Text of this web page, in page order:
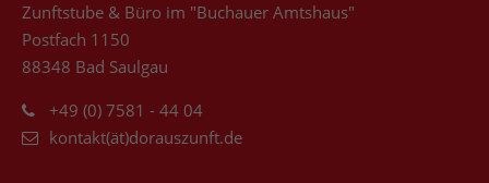
Zunftstube & Büro im "Buchauer Amtshaus"
Postfach 1150
88348 Bad Saulgau
+49 (0) 7581 - 44 04
kontakt(ät)dorauszunft.de